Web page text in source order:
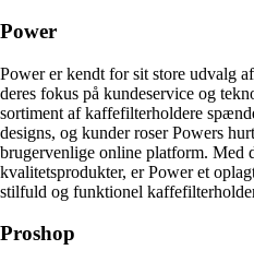
Power
Power er kendt for sit store udvalg
deres fokus på kundeservice og
sortiment af kaffefilterholdere
designs, og kunder roser Powers
brugervenlige online platform. Med
kvalitetsprodukter, er Power et
stilfuld og funktionel
Proshop